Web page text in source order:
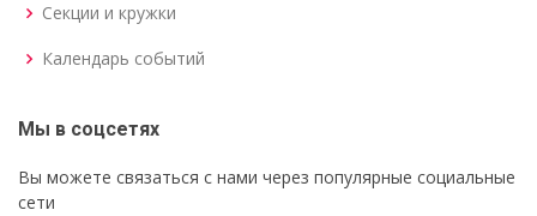
Секции и кружки
Календарь событий
Мы в соцсетях
Вы можете связаться с нами через популярные социальные
сети